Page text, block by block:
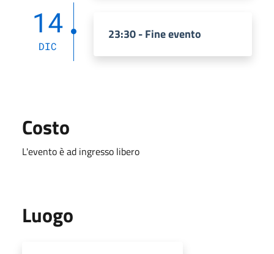
14
DIC
23:30 - Fine evento
Costo
L'evento è ad ingresso libero
Luogo